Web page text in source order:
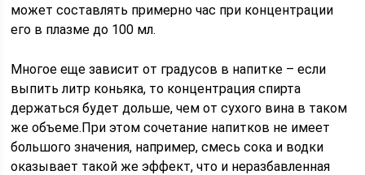
может составлять примерно час при концентрации
его в плазме до 100 мл.
Многое еще зависит от градусов в напитке – если
выпить литр коньяка, то концентрация спирта
держаться будет дольше, чем от сухого вина в таком
же объеме.При этом сочетание напитков не имеет
большого значения, например, смесь сока и водки
оказывает такой же эффект, что и неразбавленная